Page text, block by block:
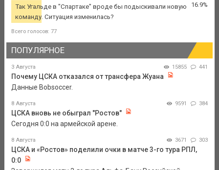
Так Угальде в "Спартаке" вроде бы подыскивали новую
команду. Ситуация изменилась?
16.9%
Всего голосов: 77
ПОПУЛЯРНОЕ
3 Августа 15855 441
Почему ЦСКА отказался от трансфера Жуана
Данные Bobsoccer.
8 Августа 9591 384
ЦСКА вновь не обыграл "Ростов"
Сегодня 0:0 на армейской арене.
8 Августа 3671 303
ЦСКА и «Ростов» поделили очки в матче 3-го тура РПЛ,
0:0